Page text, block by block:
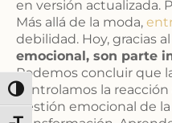
Alternar alto contraste
en versión actualizada.
Más allá de la moda,
debilidad. Hoy, gracias
emocional, son parte
Podemos concluir que
controlamos la
Gestión emocional de